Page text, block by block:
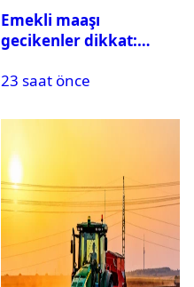
Emekli maaşı
gecikenler dikkat:
maaşı için emsal faiz
23 saat önce